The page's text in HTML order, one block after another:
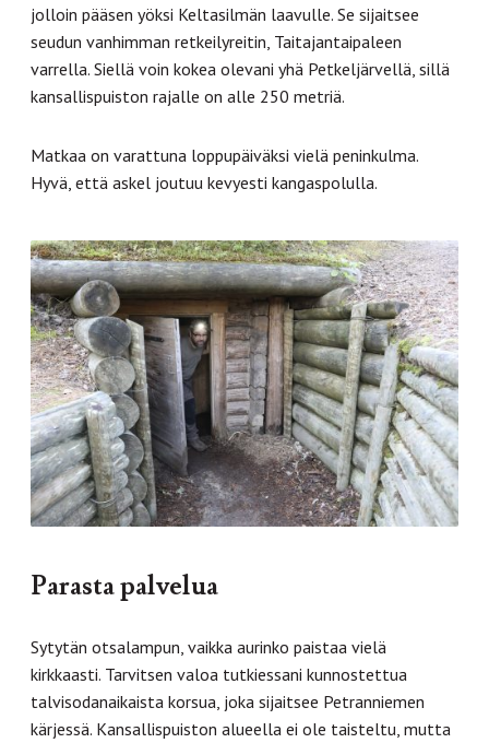
jolloin pääsen yöksi Keltasilmän laavulle. Se sijaitsee
seudun vanhimman retkeilyreitin, Taitajantaipaleen
varrella. Siellä voin kokea olevani yhä Petkeljärvellä, sillä
kansallispuiston rajalle on alle 250 metriä.
Matkaa on varattuna loppupäiväksi vielä peninkulma.
Hyvä, että askel joutuu kevyesti kangaspolulla.
Parasta palvelua
Sytytän otsalampun, vaikka aurinko paistaa vielä
kirkkaasti. Tarvitsen valoa tutkiessani kunnostettua
talvisodanaikaista korsua, joka sijaitsee Petranniemen
kärjessä. Kansallispuiston alueella ei ole taisteltu, mutta